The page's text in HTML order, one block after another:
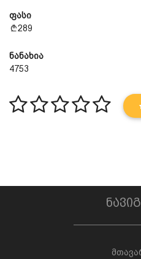
ფასი
289
ნანახია
4753